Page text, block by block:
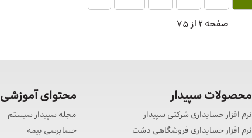
صفحه 2 از 75
محصولات سپیدار
نرم افزار حسابداری شرکتی سپیدار
نرم افزار حسابداری فروشگاهی دشت
محتوای آموزشی
مجله سپیدار سیستم
حسابرسی بیمه